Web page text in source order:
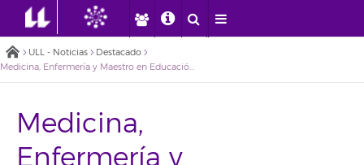
ULL - Noticias
Destacado
Medicina, Enfermería y Maestro en Educación Primaria, los grados más demandados en la preinscripción de la ULL
Medicina,
Enfermería y